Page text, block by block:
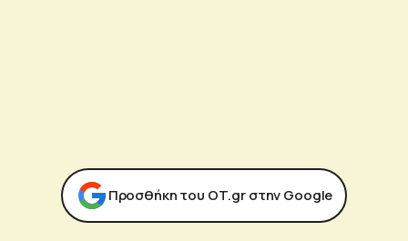
Προσθήκη του ΟΤ.gr στην Google